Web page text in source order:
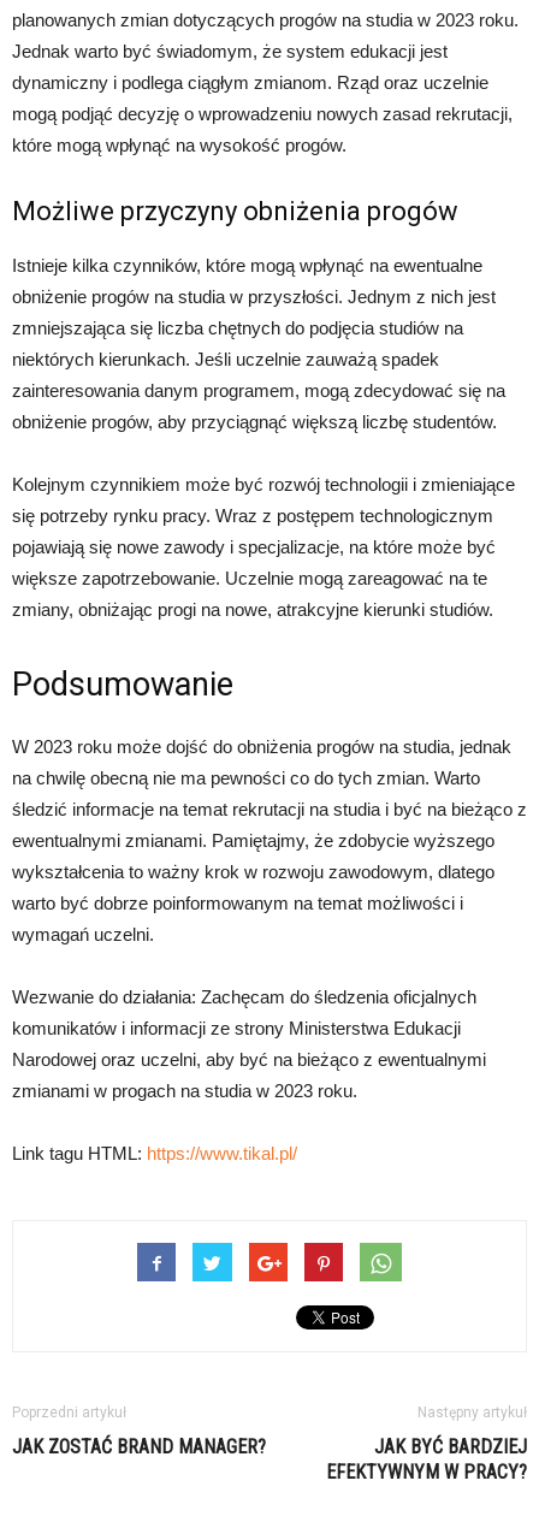
planowanych zmian dotyczących progów na studia w 2023 roku.
Jednak warto być świadomym, że system edukacji jest
dynamiczny i podlega ciągłym zmianom. Rząd oraz uczelnie
mogą podjąć decyzję o wprowadzeniu nowych zasad rekrutacji,
które mogą wpłynąć na wysokość progów.
Możliwe przyczyny obniżenia progów
Istnieje kilka czynników, które mogą wpłynąć na ewentualne
obniżenie progów na studia w przyszłości. Jednym z nich jest
zmniejszająca się liczba chętnych do podjęcia studiów na
niektórych kierunkach. Jeśli uczelnie zauważą spadek
zainteresowania danym programem, mogą zdecydować się na
obniżenie progów, aby przyciągnąć większą liczbę studentów.
Kolejnym czynnikiem może być rozwój technologii i zmieniające
się potrzeby rynku pracy. Wraz z postępem technologicznym
pojawiają się nowe zawody i specjalizacje, na które może być
większe zapotrzebowanie. Uczelnie mogą zareagować na te
zmiany, obniżając progi na nowe, atrakcyjne kierunki studiów.
Podsumowanie
W 2023 roku może dojść do obniżenia progów na studia, jednak
na chwilę obecną nie ma pewności co do tych zmian. Warto
śledzić informacje na temat rekrutacji na studia i być na bieżąco z
ewentualnymi zmianami. Pamiętajmy, że zdobycie wyższego
wykształcenia to ważny krok w rozwoju zawodowym, dlatego
warto być dobrze poinformowanym na temat możliwości i
wymagań uczelni.
Wezwanie do działania: Zachęcam do śledzenia oficjalnych
komunikatów i informacji ze strony Ministerstwa Edukacji
Narodowej oraz uczelni, aby być na bieżąco z ewentualnymi
zmianami w progach na studia w 2023 roku.
Link tagu HTML: https://www.tikal.pl/
Poprzedni artykuł
JAK ZOSTAĆ BRAND MANAGER?
Następny artykuł
JAK BYĆ BARDZIEJ
EFEKTYWNYM W PRACY?